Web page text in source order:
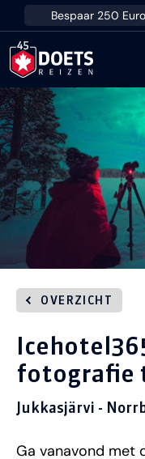
Ga direct naar inhoud
Bespaar 250
OVERZICHT
fotografie
Jukkasjärvi -
Ga vanavond met